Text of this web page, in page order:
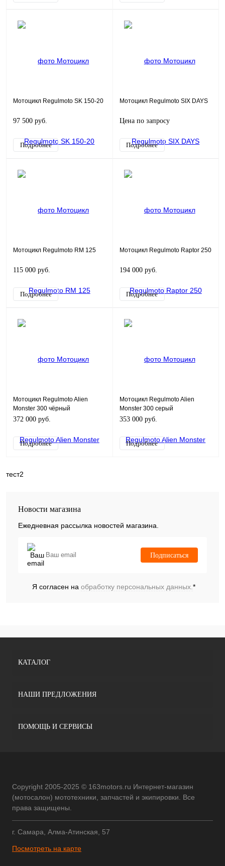
Мотоцикл Regulmoto SK 150-20
97 500 руб.
Подробнее
Мотоцикл Regulmoto SIX DAYS
Цена по запросу
Подробнее
Мотоцикл Regulmoto RM 125
115 000 руб.
Подробнее
Мотоцикл Regulmoto Raptor 250
194 000 руб.
Подробнее
Мотоцикл Regulmoto Alien
Monster 300 чёрный
372 000 руб.
Подробнее
Мотоцикл Regulmoto Alien
Monster 300 серый
353 000 руб.
Подробнее
тест2
Новости магазина
Ежедневная рассылка новостей магазина.
Подписаться
Я согласен на обработку персональных данных.*
КАТАЛОГ
НАШИ ПРЕДЛОЖЕНИЯ
ПОМОЩЬ И СЕРВИСЫ
Copyright 2005-2025 © 163motors.ru Интернет-магазин
(мотосалон) мототехники, запчастей и экипировки. Все
права защищены.
г. Самара, Алма-Атинская, 57
Посмотреть на карте